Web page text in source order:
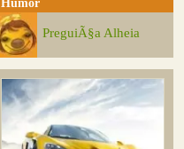
PreguiÃ§a Alheia